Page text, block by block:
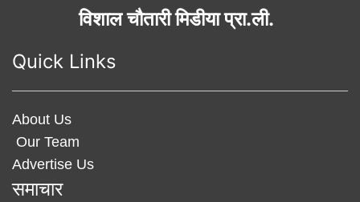
विशाल चौतारी मिडीया प्रा.ली.
Quick Links
About Us
Our Team
Advertise Us
समाचार